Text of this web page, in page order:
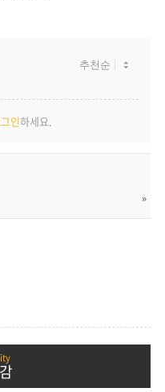
인하세요.
»